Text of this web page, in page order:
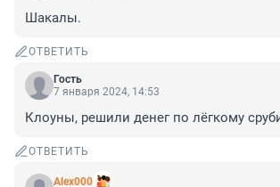
Шакалы.
ОТВЕТИТЬ
Гость
7 января 2024, 14:53
Клоуны, решили денег по лёгкому
ОТВЕТИТЬ
Alex000